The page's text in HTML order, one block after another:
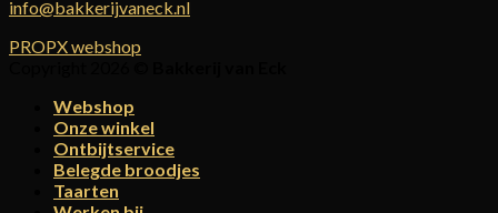
info@bakkerijvaneck.nl
PROPX webshop
Webshop
Onze winkel
Ontbijtservice
Belegde broodjes
Taarten